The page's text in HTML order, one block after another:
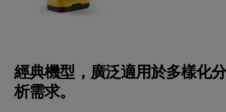
經典機型，廣泛適用於多樣化
析需求。